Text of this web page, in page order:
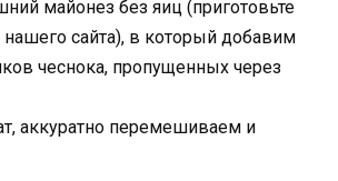
майонез без яиц (приготовьте
нашего сайта), в который добавим
чеснока, пропущенных через
аккуратно перемешиваем и